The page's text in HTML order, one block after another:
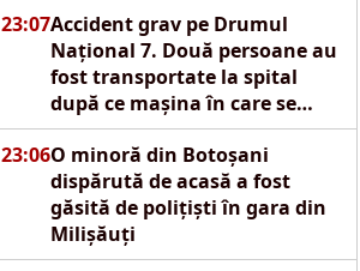
23:07Accident grav pe Drumul
Național 7. Două persoane au
fost transportate la spital
după ce mașina în care se
aflau s-a izbit de un pod
23:06O minoră din Botoșani
dispărută de acasă a fost
găsită de polițiști în gara din
Milișăuți